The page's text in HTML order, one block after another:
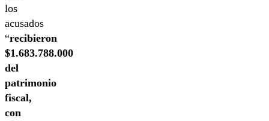
los
acusados
“recibieron
$1.683.788.000
del
patrimonio
fiscal,
con